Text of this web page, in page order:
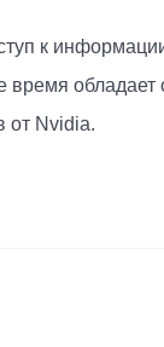
к
время
от Nvidia.